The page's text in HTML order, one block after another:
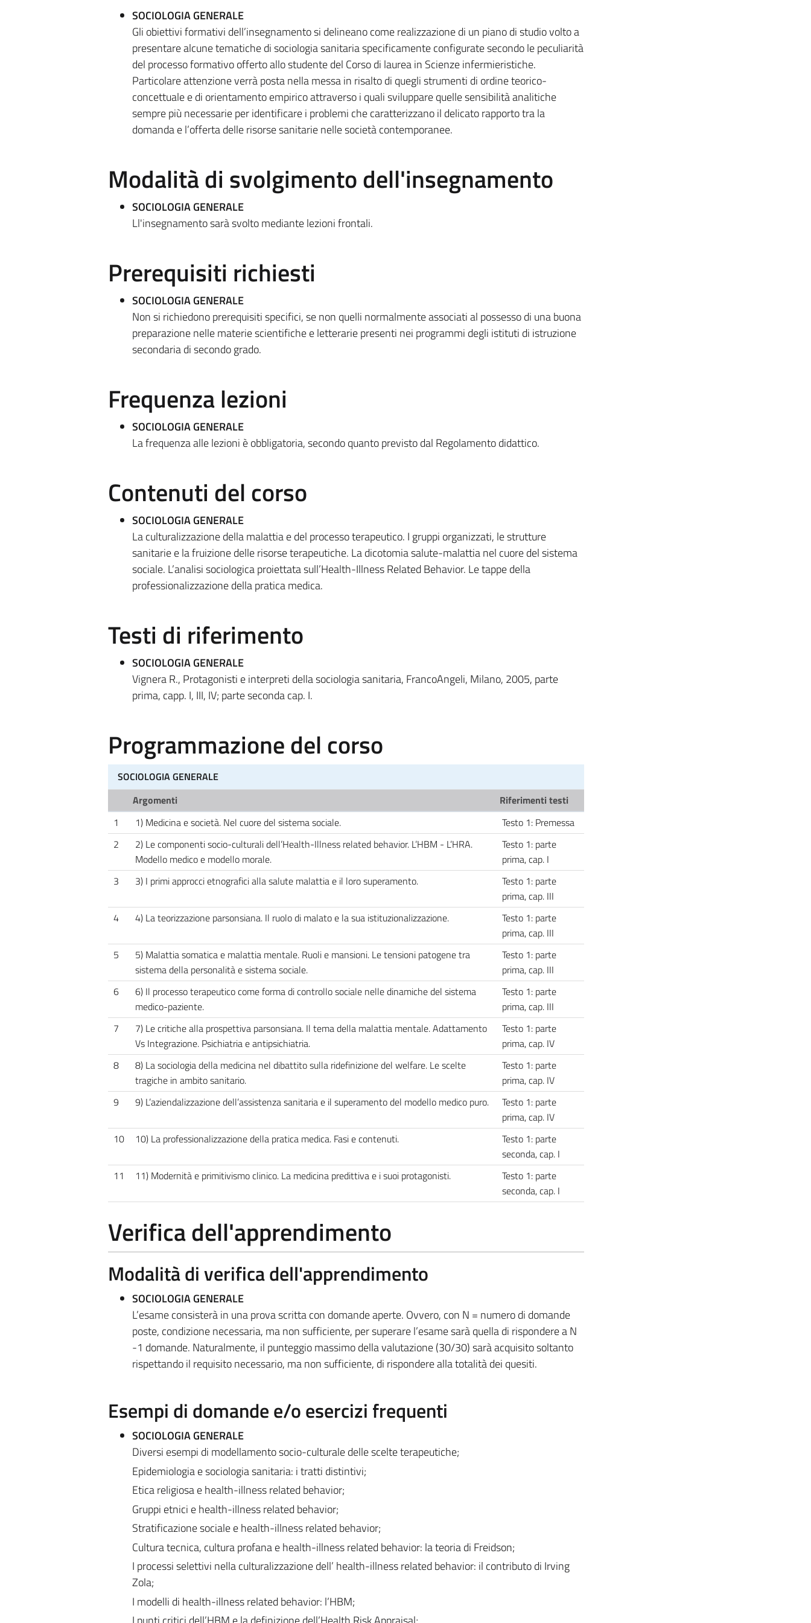
SOCIOLOGIA GENERALE
Gli obiettivi formativi dell’insegnamento si delineano come realizzazione di un piano di studio volto a
presentare alcune tematiche di sociologia sanitaria specificamente configurate secondo le peculiarità
del processo formativo offerto allo studente del Corso di laurea in Scienze infermieristiche.
Particolare attenzione verrà posta nella messa in risalto di quegli strumenti di ordine teorico-
concettuale e di orientamento empirico attraverso i quali sviluppare quelle sensibilità analitiche
sempre più necessarie per identificare i problemi che caratterizzano il delicato rapporto tra la
domanda e l’offerta delle risorse sanitarie nelle società contemporanee.
Modalità di svolgimento dell'insegnamento
SOCIOLOGIA GENERALE
Ll'insegnamento sarà svolto mediante lezioni frontali.
Prerequisiti richiesti
SOCIOLOGIA GENERALE
Non si richiedono prerequisiti specifici, se non quelli normalmente associati al possesso di una buona
preparazione nelle materie scientifiche e letterarie presenti nei programmi degli istituti di istruzione
secondaria di secondo grado.
Frequenza lezioni
SOCIOLOGIA GENERALE
La frequenza alle lezioni è obbligatoria, secondo quanto previsto dal Regolamento didattico.
Contenuti del corso
SOCIOLOGIA GENERALE
La culturalizzazione della malattia e del processo terapeutico. I gruppi organizzati, le strutture
sanitarie e la fruizione delle risorse terapeutiche. La dicotomia salute-malattia nel cuore del sistema
sociale. L’analisi sociologica proiettata sull’Health-Illness Related Behavior. Le tappe della
professionalizzazione della pratica medica.
Testi di riferimento
SOCIOLOGIA GENERALE
Vignera R., Protagonisti e interpreti della sociologia sanitaria, FrancoAngeli, Milano, 2005, parte
prima, capp. I, III, IV; parte seconda cap. I.
Programmazione del corso
SOCIOLOGIA GENERALE
Argomenti
Riferimenti testi
1
1) Medicina e società. Nel cuore del sistema sociale.
Testo 1: Premessa
2
2) Le componenti socio-culturali dell’Health-Illness related behavior. L’HBM - L’HRA.
Modello medico e modello morale.
Testo 1: parte
prima, cap. I
3
3) I primi approcci etnografici alla salute malattia e il loro superamento.
Testo 1: parte
prima, cap. III
4
4) La teorizzazione parsonsiana. Il ruolo di malato e la sua istituzionalizzazione.
Testo 1: parte
prima, cap. III
5
5) Malattia somatica e malattia mentale. Ruoli e mansioni. Le tensioni patogene tra
sistema della personalità e sistema sociale.
Testo 1: parte
prima, cap. III
6
6) Il processo terapeutico come forma di controllo sociale nelle dinamiche del sistema
medico-paziente.
Testo 1: parte
prima, cap. III
7
7) Le critiche alla prospettiva parsonsiana. Il tema della malattia mentale. Adattamento
Vs Integrazione. Psichiatria e antipsichiatria.
Testo 1: parte
prima, cap. IV
8
8) La sociologia della medicina nel dibattito sulla ridefinizione del welfare. Le scelte
tragiche in ambito sanitario.
Testo 1: parte
prima, cap. IV
9
9) L’aziendalizzazione dell’assistenza sanitaria e il superamento del modello medico puro.
Testo 1: parte
prima, cap. IV
10
10) La professionalizzazione della pratica medica. Fasi e contenuti.
Testo 1: parte
seconda, cap. I
11
11) Modernità e primitivismo clinico. La medicina predittiva e i suoi protagonisti.
Testo 1: parte
seconda, cap. I
Verifica dell'apprendimento
Modalità di verifica dell'apprendimento
SOCIOLOGIA GENERALE
L’esame consisterà in una prova scritta con domande aperte. Ovvero, con N = numero di domande
poste, condizione necessaria, ma non sufficiente, per superare l’esame sarà quella di rispondere a N
-1 domande. Naturalmente, il punteggio massimo della valutazione (30/30) sarà acquisito soltanto
rispettando il requisito necessario, ma non sufficiente, di rispondere alla totalità dei quesiti.
Esempi di domande e/o esercizi frequenti
SOCIOLOGIA GENERALE
Diversi esempi di modellamento socio-culturale delle scelte terapeutiche;
Epidemiologia e sociologia sanitaria: i tratti distintivi;
Etica religiosa e health-illness related behavior;
Gruppi etnici e health-illness related behavior;
Stratificazione sociale e health-illness related behavior;
Cultura tecnica, cultura profana e health-illness related behavior: la teoria di Freidson;
I processi selettivi nella culturalizzazione dell’ health-illness related behavior: il contributo di Irving
Zola;
I modelli di health-illness related behavior: l’HBM;